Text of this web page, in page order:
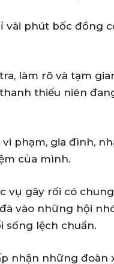
vài phút bốc đồng
làm rõ và tạm
thiếu niên
phạm, gia đình,
của mình.
vụ gây rối có
vào những hội
sống lệch chuẩn.
nhận những đoàn